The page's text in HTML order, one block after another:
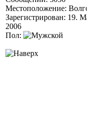
Местоположение:
Зарегистрирован: 19.
2006
Пол: